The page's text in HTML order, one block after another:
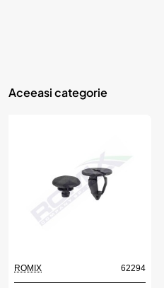
o
Aceeasi categorie
ROMIX 62294